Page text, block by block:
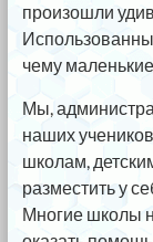
произошли
чему
Мы,
наших
школам,
разместить у
Многие школы